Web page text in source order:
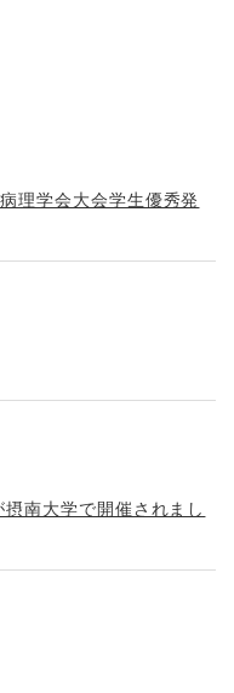
理学会大会学生優秀発
南大学で開催されまし